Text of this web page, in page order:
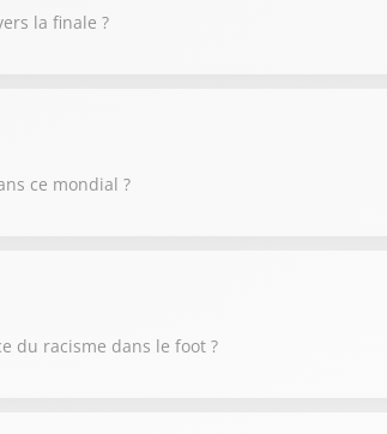
la finale ?
ce mondial ?
du racisme dans le foot ?